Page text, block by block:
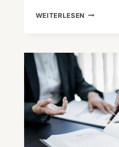
WEITERLESEN DOMESTIC
KANSAS
WHAT
COURT
LOOKS
FOR